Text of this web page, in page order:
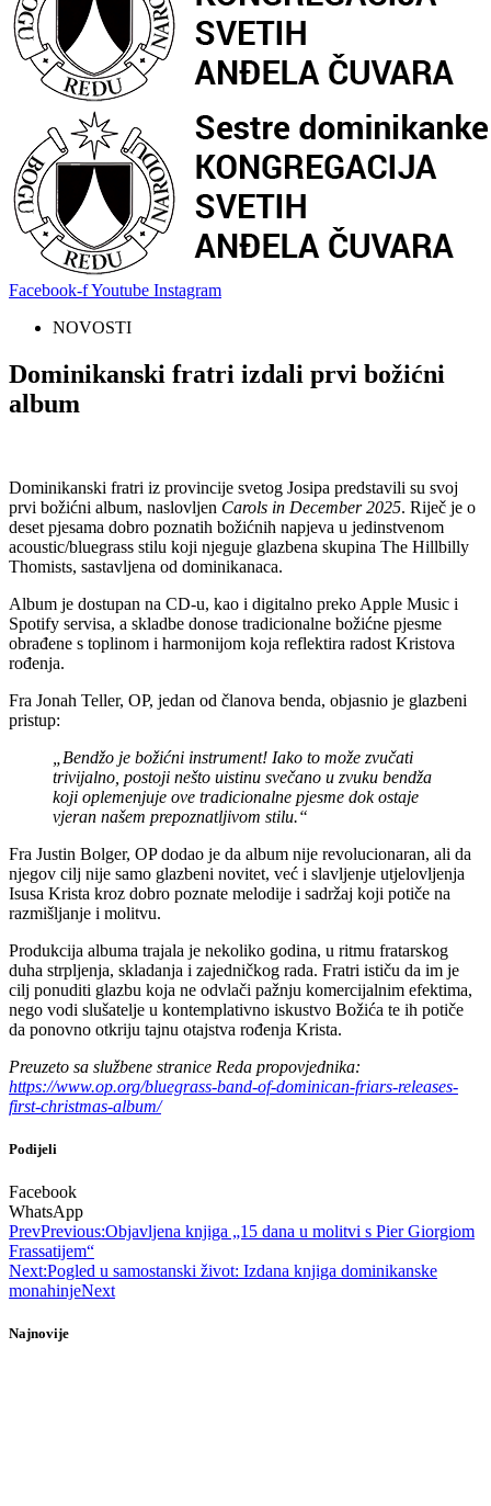
Facebook-fYoutube Instagram
NOVOSTI
Dominikanski fratri izdali prvi božićni
album
Dominikanski fratri iz provincije svetog Josipa predstavili su svoj
prvi božićni album, naslovljen Carols in December 2025. Riječ je o
deset pjesama dobro poznatih božićnih napjeva u jedinstvenom
acoustic/bluegrass stilu koji njeguje glazbena skupina The Hillbilly
Thomists, sastavljena od dominikanaca.
Album je dostupan na CD-u, kao i digitalno preko Apple Music i
Spotify servisa, a skladbe donose tradicionalne božićne pjesme
obrađene s toplinom i harmonijom koja reflektira radost Kristova
rođenja.
Fra Jonah Teller, OP, jedan od članova benda, objasnio je glazbeni
pristup:
„Bendžo je božićni instrument! Iako to može zvučati
trivijalno, postoji nešto uistinu svečano u zvuku bendža
koji oplemenjuje ove tradicionalne pjesme dok ostaje
vjeran našem prepoznatljivom stilu.“
Fra Justin Bolger, OP dodao je da album nije revolucionaran, ali da
njegov cilj nije samo glazbeni novitet, već i slavljenje utjelovljenja
Isusa Krista kroz dobro poznate melodije i sadržaj koji potiče na
razmišljanje i molitvu.
Produkcija albuma trajala je nekoliko godina, u ritmu fratarskog
duha strpljenja, skladanja i zajedničkog rada. Fratri ističu da im je
cilj ponuditi glazbu koja ne odvlači pažnju komercijalnim efektima,
nego vodi slušatelje u kontemplativno iskustvo Božića te ih potiče
da ponovno otkriju tajnu otajstva rođenja Krista.
Preuzeto sa službene stranice Reda propovjednika:
https://www.op.org/bluegrass-band-of-dominican-friars-releases-
first-christmas-album/
Podijeli
Facebook
WhatsApp
PrevPrevious:Objavljena knjiga „15 dana u molitvi s Pier Giorgiom
Frassatijem“
Next:Pogled u samostanski život: Izdana knjiga dominikanske
monahinjeNext
Najnovije